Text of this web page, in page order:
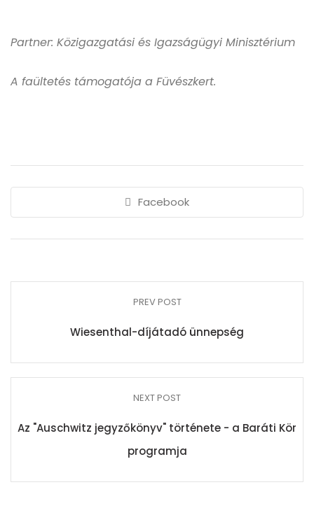
Partner: Közigazgatási és Igazságügyi Minisztérium
A faültetés támogatója a Füvészkert.
Facebook
PREV POST
Wiesenthal-díjátadó ünnepség
NEXT POST
Az "Auschwitz jegyzőkönyv" története - a Baráti Kör
programja